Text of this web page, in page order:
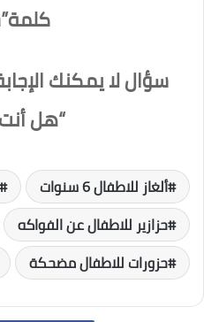
سؤال لا يمكنك
“هل
ألغاز للاطفال 6 سنوات
حزازير للاطفال عن الفواكه
حزورات للاطفال مضحكة